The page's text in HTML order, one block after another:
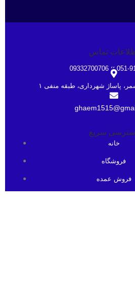
تماس
پاساژ شهرداری، طبقه منفی ۱
سریع
خانه
فروشگاه
فروش عمده